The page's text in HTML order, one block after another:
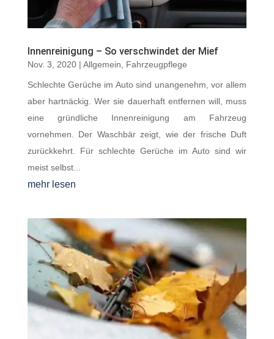
Innenreinigung – So verschwindet der Mief
Nov. 3, 2020| Allgemein, Fahrzeugpflege
Schlechte Gerüche im Auto sind unangenehm, vor allem
aber hartnäckig. Wer sie dauerhaft entfernen will, muss
eine gründliche Innenreinigung am Fahrzeug
vornehmen. Der Waschbär zeigt, wie der frische Duft
zurückkehrt. Für schlechte Gerüche im Auto sind wir
meist selbst...
mehr lesen